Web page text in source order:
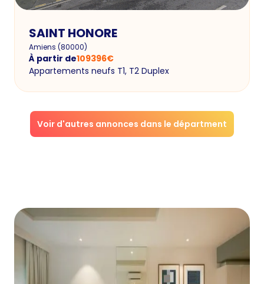
SAINT HONORE
Amiens (80000)
À partir de109396€
Appartements neufs T1, T2 Duplex
Voir d'autres annonces dans le départment